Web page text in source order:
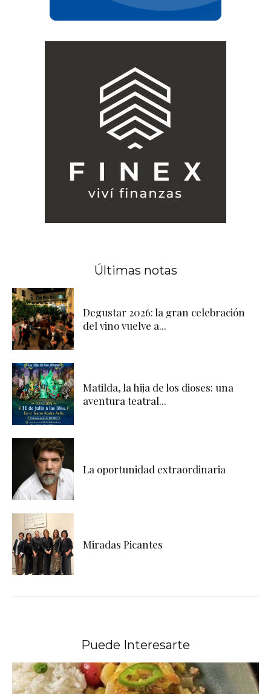
Últimas notas
Degustar 2026: la gran celebración
del vino vuelve a...
Matilda, la hija de los dioses: una
aventura teatral...
La oportunidad extraordinaria
Miradas Picantes
Puede Interesarte